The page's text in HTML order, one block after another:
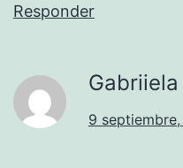
Responder
Gabriiela
9